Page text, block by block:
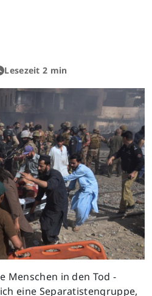
Lesezeit 2 min
Menschen in den Tod -
eine Separatistengruppe,